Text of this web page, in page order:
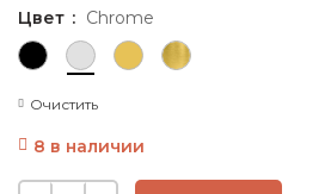
Цвет Chrome
Очистить
8 в наличии